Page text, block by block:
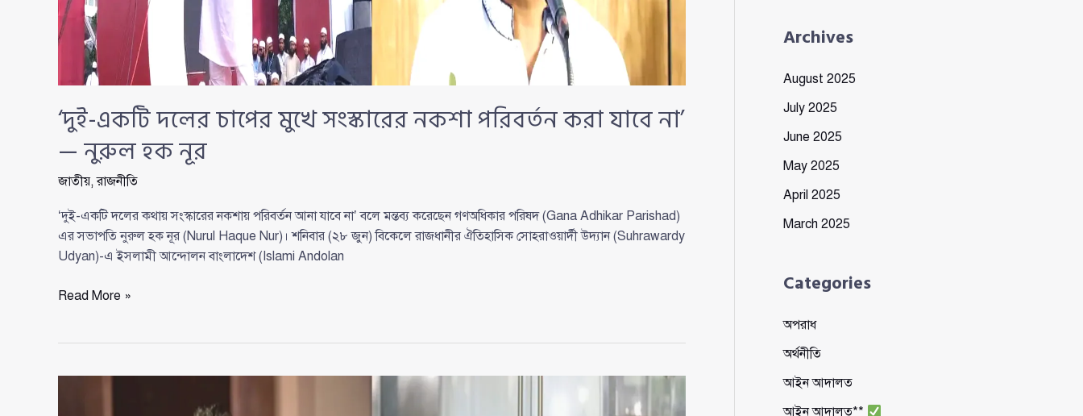
‘দুই-একটি দলের চাপের মুখে সংস্কারের নকশা পরিবর্তন করা যাবে না’
— নুরুল হক নূর
জাতীয়,রাজনীতি
‘দুই-একটি দলের কথায় সংস্কারের নকশায় পরিবর্তন আনা যাবে না’ বলে মন্তব্য করেছেন গণঅধিকার পরিষদ (Gana Adhikar Parishad)
এর সভাপতি নুরুল হক নূর (Nurul Haque Nur)। শনিবার (২৮ জুন) বিকেলে রাজধানীর ঐতিহাসিক সোহরাওয়ার্দী উদ্যান (Suhrawardy
Udyan)-এ ইসলামী আন্দোলন বাংলাদেশ (Islami Andolan
‘দুই-
মুখে
Read More »
Archives
August 2025
July 2025
June 2025
May 2025
April 2025
March 2025
Categories
অপরাধ
অর্থনীতি
আইন আদালত
আইন আদালত**